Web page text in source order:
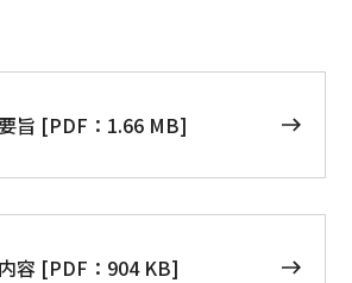
旨 [PDF：1.66 MB]
容 [PDF：904 KB]